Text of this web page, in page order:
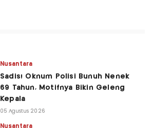
Nusantara
Sadis! Oknum Polisi Bunuh Nenek
69 Tahun, Motifnya Bikin Geleng
Kepala
05 Agustus 2026
Nusantara